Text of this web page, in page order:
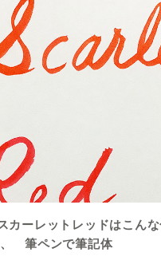
ーレットレッドはこん
筆ペンで筆記体